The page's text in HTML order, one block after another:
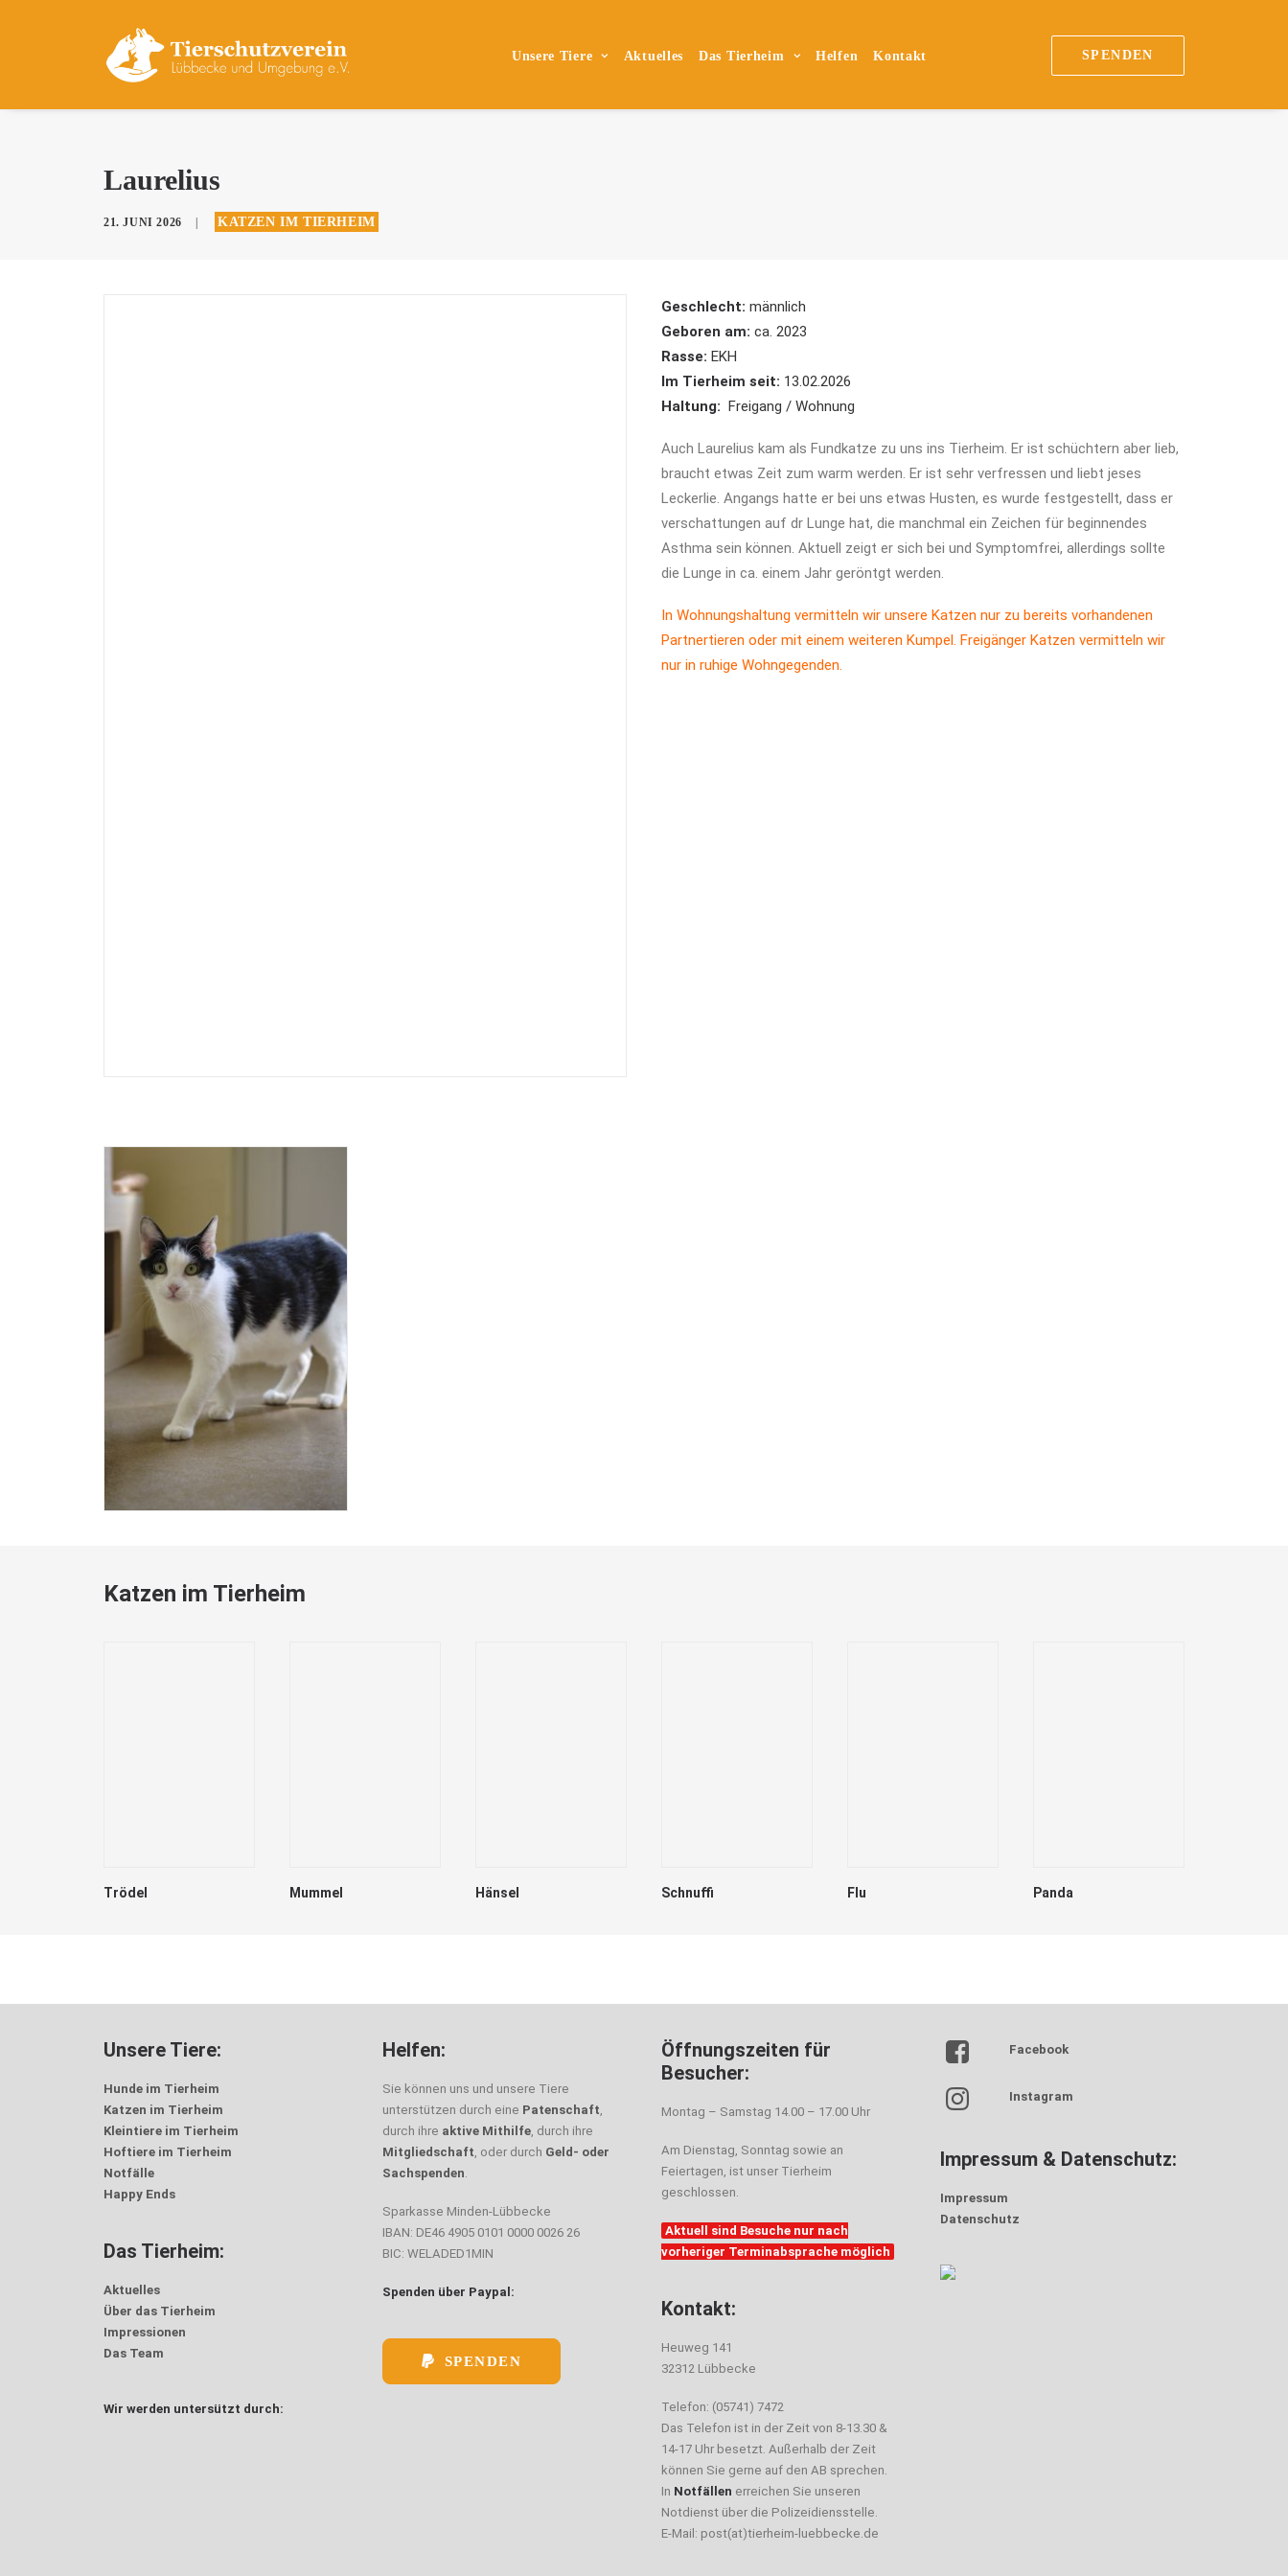
Unsere Tiere Aktuelles Das Tierheim Helfen Kontakt SPENDEN
Laurelius
21. JUNI 2026 KATZEN IM TIERHEIM
Geschlecht: männlich
Geboren am: ca. 2023
Rasse: EKH
Im Tierheim seit: 13.02.2026
Haltung: Freigang / Wohnung
Auch Laurelius kam als Fundkatze zu uns ins Tierheim. Er ist schüchtern aber lieb,
braucht etwas Zeit zum warm werden. Er ist sehr verfressen und liebt jeses
Leckerlie. Angangs hatte er bei uns etwas Husten, es wurde festgestellt, dass er
verschattungen auf dr Lunge hat, die manchmal ein Zeichen für beginnendes
Asthma sein können. Aktuell zeigt er sich bei und Symptomfrei, allerdings sollte
die Lunge in ca. einem Jahr geröntgt werden.
In Wohnungshaltung vermitteln wir unsere Katzen nur zu bereits vorhandenen
Partnertieren oder mit einem weiteren Kumpel. Freigänger Katzen vermitteln wir
nur in ruhige Wohngegenden.
Katzen im Tierheim
Trödel Mummel Hänsel Schnuffi Flu Panda
Unsere Tiere:
Hunde im Tierheim
Katzen im Tierheim
Kleintiere im Tierheim
Hoftiere im Tierheim
Notfälle
Happy Ends
Das Tierheim:
Aktuelles
Über das Tierheim
Impressionen
Das Team
Wir werden untersützt durch:
Helfen:
Sie können uns und unsere Tiere
unterstützen durch eine Patenschaft,
durch ihre aktive Mithilfe, durch ihre
Mitgliedschaft, oder durch Geld- oder
Sachspenden.
Sparkasse Minden-Lübbecke
IBAN: DE46 4905 0101 0000 0026 26
BIC: WELADED1MIN
Spenden über Paypal:
SPENDEN
Öffnungszeiten für
Besucher:
Montag – Samstag 14.00 – 17.00 Uhr
Am Dienstag, Sonntag sowie an
Feiertagen, ist unser Tierheim
geschlossen.
Aktuell sind Besuche nur nach
vorheriger Terminabsprache möglich
Kontakt:
Heuweg 141
32312 Lübbecke
Telefon: (05741) 7472
Das Telefon ist in der Zeit von 8-13.30 &
14-17 Uhr besetzt. Außerhalb der Zeit
können Sie gerne auf den AB sprechen.
In Notfällen erreichen Sie unseren
Notdienst über die Polizeidiensstelle.
E-Mail: post(at)tierheim-luebbecke.de
Facebook
Instagram
Impressum & Datenschutz:
Impressum
Datenschutz